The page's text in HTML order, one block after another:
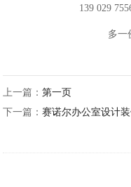
139 029
多一
上一篇：第一页
下一篇：赛诺尔办公室设计